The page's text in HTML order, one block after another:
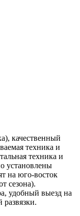
качественный
техника и
техника и
установлены
на юго-восток
сезона).
удобный выезд на